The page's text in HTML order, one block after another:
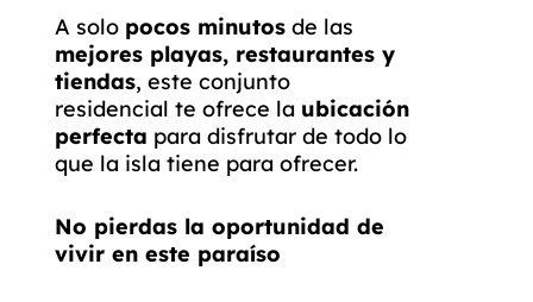
A solo pocos minutos de las
mejores playas, restaurantes y
tiendas, este conjunto
residencial te ofrece la ubicación
perfecta para disfrutar de todo lo
que la isla tiene para ofrecer.
No pierdas la oportunidad de
vivir en este paraíso